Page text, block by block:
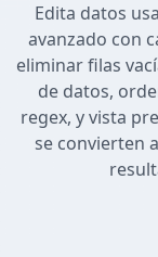
Edita datos
avanzado con
eliminar filas
de datos,
regex, y vista
se convierten